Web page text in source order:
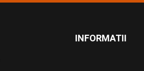
INFORMATII